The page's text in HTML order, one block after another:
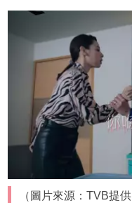
（圖片來源：TVB提